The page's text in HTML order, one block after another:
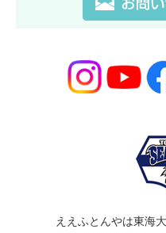
ええふとんやは東海